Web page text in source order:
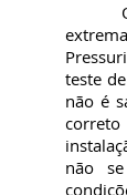
Os
teste
não é
não